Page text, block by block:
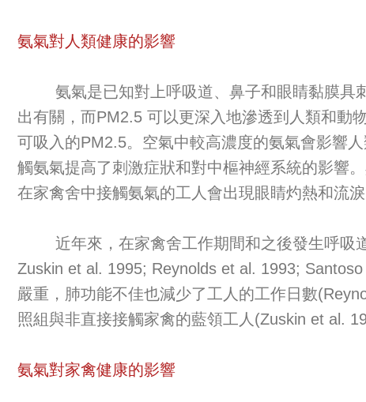
氨氣對人類健康的影響
氨氣是已知對上呼吸道、鼻子和眼睛黏膜具刺
出有關，而PM2.5 可以更深入地滲透到人類和動
可吸入的PM2.5。空氣中較高濃度的氨氣會影響
觸氨氣提高了刺激症狀和對中樞神經系統的影響
在家禽舍中接觸氨氣的工人會出現眼睛灼熱和流
近年來，在家禽舍工作期間和之後發生呼吸道
Zuskin et al. 1995; Reynolds et al. 1993;
嚴重，肺功能不佳也減少了工人的工作日數
照組與非直接接觸家禽的藍領工人(Zuskin et al.
氨氣對家禽健康的影響